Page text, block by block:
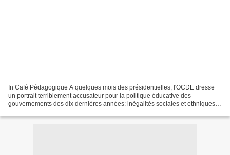
In Café Pédagogique A quelques mois des présidentielles, l'OCDE dresse
un portrait terriblement accusateur pour la politique éducative des
gouvernements des dix dernières années: inégalités sociales et ethniques